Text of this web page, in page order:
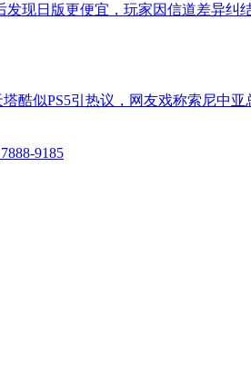
发现日版更便宜，玩家因信道差异纠
酷似PS5引热议，网友戏称索尼中亚
9185